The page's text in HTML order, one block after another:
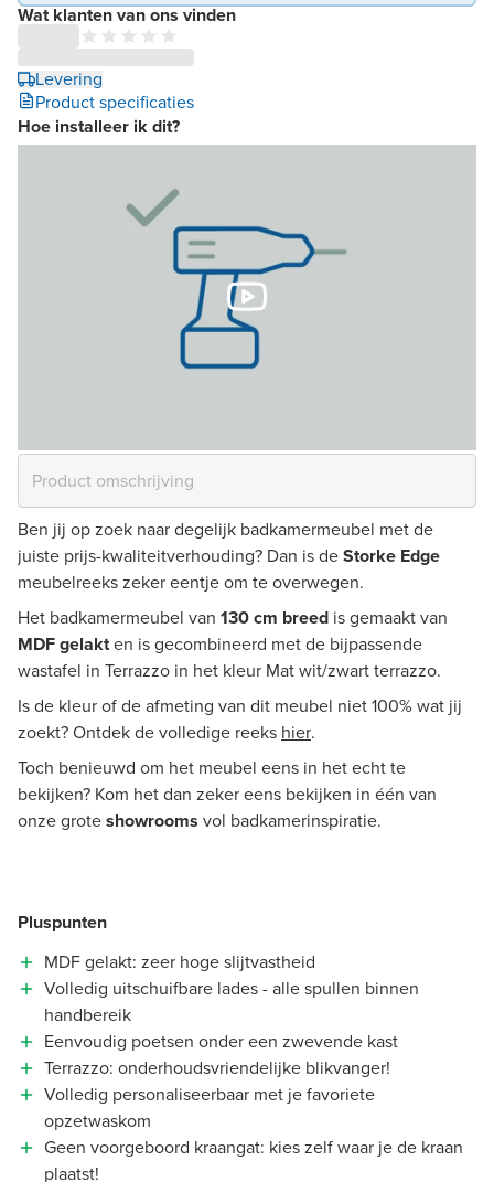
Wat klanten van ons vinden
Levering
Product specificaties
Hoe installeer ik dit?
Ben jij op zoek naar degelijk badkamermeubel met de
juiste prijs-kwaliteitverhouding? Dan is deStorke Edge
meubelreeks zeker eentje om te overwegen.
Het badkamermeubel van 130 cm breed is gemaakt van
MDF gelakten is gecombineerd met de bijpassende
wastafel in Terrazzo in het kleur Mat wit/zwart terrazzo.
Is de kleur of de afmeting van dit meubel niet 100% wat jij
zoekt? Ontdek de volledige reeks hier.
Toch benieuwd om het meubel eens in het echt te
bekijken? Kom het dan zeker eens bekijken in één van
onze groteshowrooms vol badkamerinspiratie.
Pluspunten
MDF gelakt: zeer hoge slijtvastheid
Volledig uitschuifbare lades - alle spullen binnen
handbereik
Eenvoudig poetsen onder een zwevende kast
Terrazzo: onderhoudsvriendelijke blikvanger!
Volledig personaliseerbaar met je favoriete
opzetwaskom
Geen voorgeboord kraangat: kies zelf waar je de kraan
plaatst!